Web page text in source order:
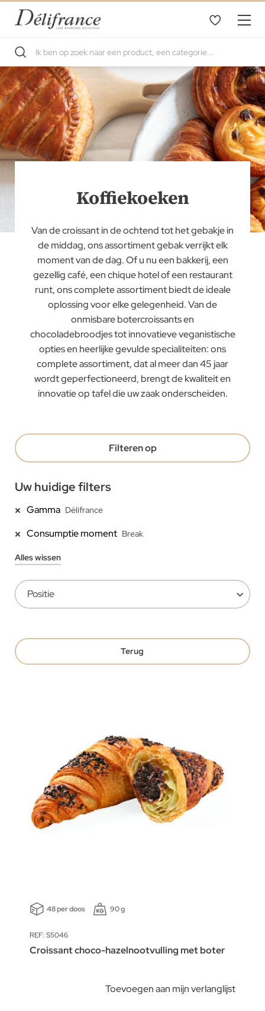
Koffiekoeken
Van de croissant in de ochtend tot het gebakje in
de middag, ons assortiment gebak verrijkt elk
moment van de dag. Of u nu een bakkerij, een
gezellig café, een chique hotel of een restaurant
runt, ons complete assortiment biedt de ideale
oplossing voor elke gelegenheid. Van de
onmisbare botercroissants en
chocoladebroodjes tot innovatieve veganistische
opties en heerlijke gevulde specialiteiten: ons
complete assortiment, dat al meer dan 45 jaar
wordt geperfectioneerd, brengt de kwaliteit en
innovatie op tafel die uw zaak onderscheiden.
Terug
48 per doos 90 g
REF: S5046
Croissant choco-hazelnootvulling met boter
Toevoegen aan mijn verlanglijst
Filteren op
Uw huidige filters
Gamma Délifrance
Consumptie moment Break
Alles wissen